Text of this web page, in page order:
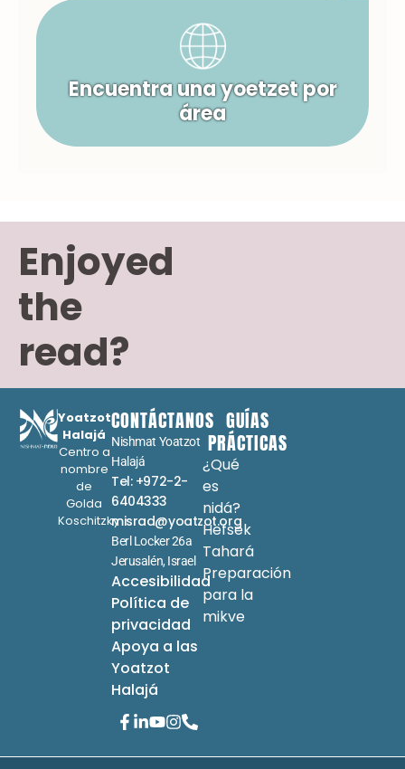
Encuentra una yoetzet por
área
Enjoyed
the
read?
Yoatzot
Halajá
Centro a
nombre
de
Golda
Koschitzky
CONTÁCTANOS
Nishmat Yoatzot
Halajá
Tel: +972-2-
6404333
misrad@yoatzot.org
Berl Locker 26a
Jerusalén, Israel
Accesibilidad
Política de
privacidad
Apoya a las
Yoatzot
Halajá
GUÍAS
PRÁCTICAS
¿Qué
es
nidá?
Hefsek
Tahará
Preparación
para la
mikve